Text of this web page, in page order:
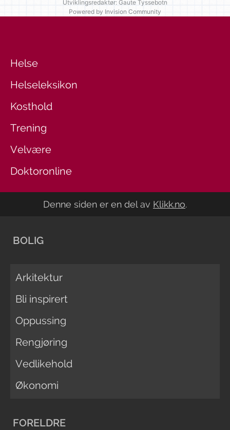
Utviklingsredaktør: Gaute Tyssebotn
Powered by Invision Community
Helse
Helseleksikon
Kosthold
Trening
Velvære
Doktoronline
Denne siden er en del av Klikk.no.
BOLIG
Arkitektur
Bli inspirert
Oppussing
Rengjøring
Vedlikehold
Økonomi
FORELDRE